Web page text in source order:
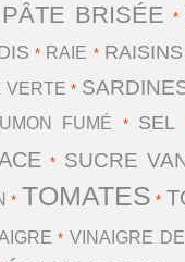
PÂTE BRISÉE *
* RAIE *
VERTE *
FUMÉ * SEL
* SUCRE
* TOMATES *
* VINAIGRE